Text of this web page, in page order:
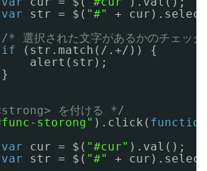
var
str = $( "#"
+
/* 選択された文字があるかのチェ
if
(str.match(/.+/)) {
alert(str);
}
を付ける */
storong" ).click( function
var
cur = $( "#cur" ).val();
var
str = $( "#" +